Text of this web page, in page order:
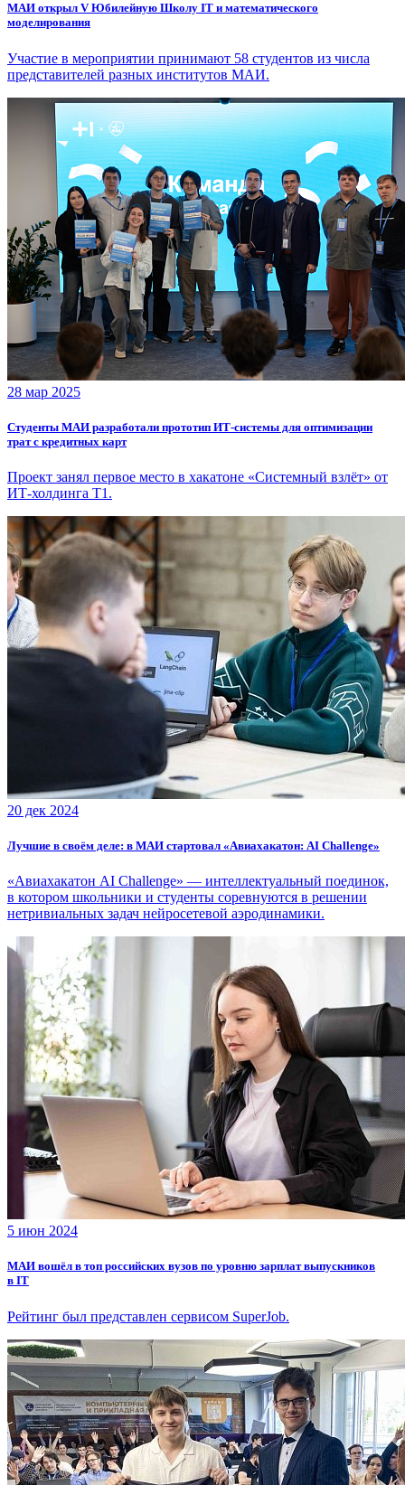
МАИ открыл V Юбилейную Школу IT и математического
моделирования
Участие в мероприятии принимают 58 студентов из числа
представителей разных институтов МАИ.
28 мар 2025
Студенты МАИ разработали прототип ИТ-системы для оптимизации
трат с кредитных карт
Проект занял первое место в хакатоне «Системный взлёт» от
ИТ-холдинга Т1.
20 дек 2024
Лучшие в своём деле: в МАИ стартовал «Авиахакатон: AI Challenge»
«Авиахакатон AI Challenge» — интеллектуальный поединок,
в котором школьники и студенты соревнуются в решении
нетривиальных задач нейросетевой аэродинамики.
5 июн 2024
МАИ вошёл в топ российских вузов по уровню зарплат выпускников
в IT
Рейтинг был представлен сервисом SuperJob.